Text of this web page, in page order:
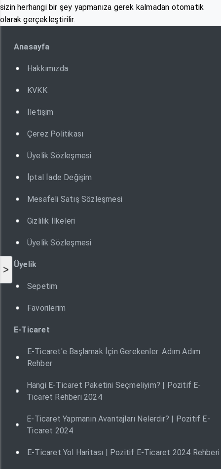
>
sizin herhangi bir şey yapmanıza gerek kalmadan otomatik
olarak gerçekleştirilir.
Anasayfa
Hakkımızda
KVKK
İletişim
Çerez Politikası
Üyelik Sözleşmesi
İptal İade Değişim
Mesafeli Satış Sözleşmesi
Gizlilik İlkeleri
Üyelik Sözleşmesi
Üyelik
Sepetim
Favorilerim
E-Ticaret
E-Ticaret'e Başlamak İçin Gerekenler: Adım Adım
Rehber
Hangi E-Ticaret Paketini Seçmeliyim? | Pozitif E-
Ticaret Rehberi 2024
E-Ticaret Yapmanın Avantajları Nelerdir? | Pozitif E-
Ticaret 2024
E-Ticaret Yol Haritası | Pozitif E-Ticaret 2024 Rehberi